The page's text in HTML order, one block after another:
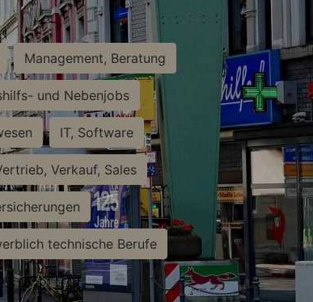
Management, Beratung
und Nebenjobs
IT, Software
Verkauf, Sales
technische Berufe